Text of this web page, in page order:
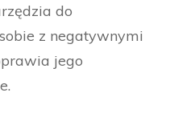
do
z negatywnymi
jego